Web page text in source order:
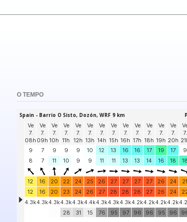
O TEMPO